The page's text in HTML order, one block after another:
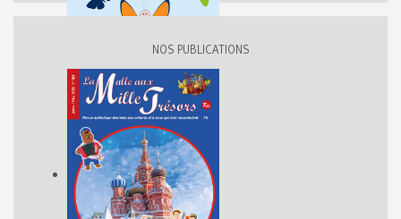
NOS PUBLICATIONS